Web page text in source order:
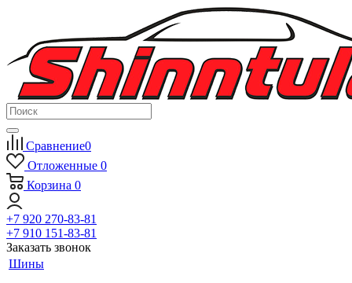
Сравнение0
Отложенные 0
Корзина 0
+7 920 270-83-81
+7 910 151-83-81
Заказать звонок
Шины